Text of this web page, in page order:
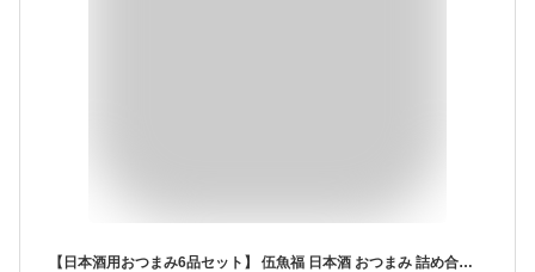
【日本酒用おつまみ6品セット】 伍魚福 日本酒 おつまみ 詰め合わせ おつまみセット 珍味 酒の肴 一人飲み 家飲み 晩酌 つまみ